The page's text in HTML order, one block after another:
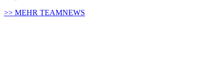
>> MEHR TEAMNEWS